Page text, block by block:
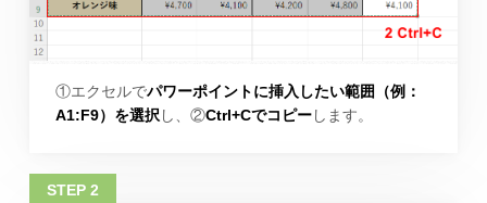
①エクセルでパワーポイントに挿入したい範囲（例：
A1:F9）を選択 し、②Ctrl+Cでコピーします。